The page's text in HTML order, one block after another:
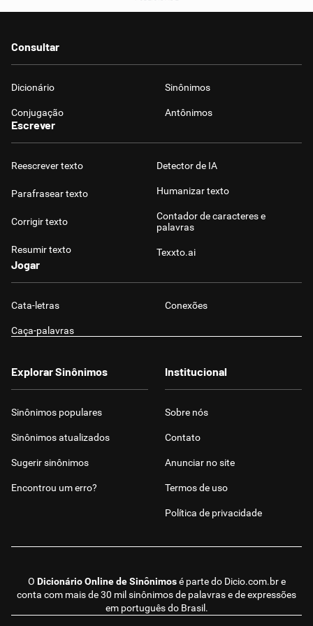
Consultar
Dicionário Sinônimos
Conjugação Antônimos
Escrever
Reescrever texto
Parafrasear texto
Corrigir texto
Resumir texto
Detector de IA
Humanizar texto
Contador de caracteres e
palavras
Texxto.ai
Jogar
Cata-letras Conexões
Caça-palavras
O Dicionário Online de Sinônimosé parte do Dicio.com.bre
conta com mais de 30 mil sinônimos de palavras e de expressões
em português do Brasil.
Explorar Sinônimos
Sinônimos populares
Sinônimos atualizados
Sugerir sinônimos
Encontrou um erro?
Institucional
Sobre nós
Contato
Anunciar no site
Termos de uso
Política de privacidade